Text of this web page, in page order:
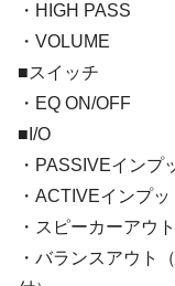
・HIGH PASS
・VOLUME
■スイッチ
・EQ ON/OFF
■I/O
・PASSIVEインプ
・ACTIVEインプ
・スピーカーアウ
・バランスアウト